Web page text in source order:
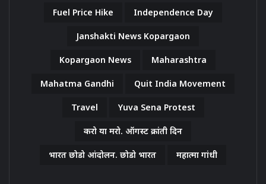
Fuel Price Hike Independence Day
Janshakti News Kopargaon
Kopargaon News Maharashtra
Mahatma Gandhi Quit India Movement
Travel Yuva Sena Protest
करो या मरो. ऑगस्ट क्रांती दिन
भारत छोडो आंदोलन. छोडो भारत महात्मा गांधी